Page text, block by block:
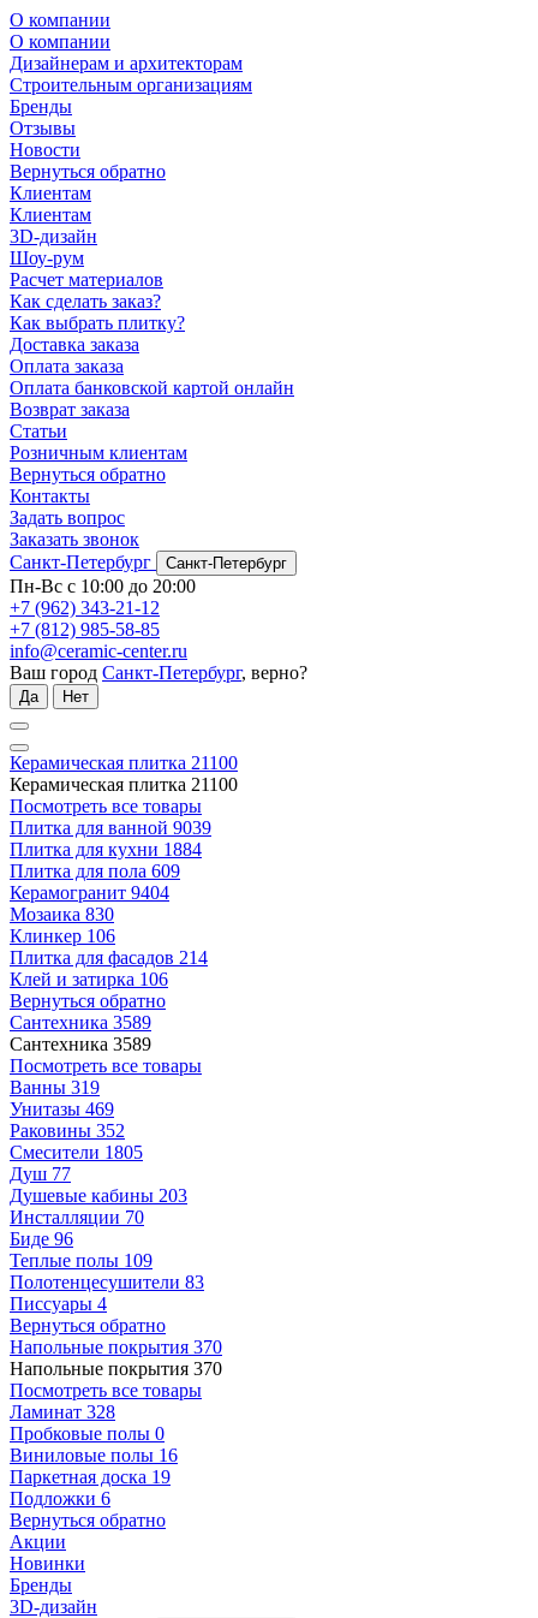
О компании
О компании
Дизайнерам и архитекторам
Строительным организациям
Бренды
Отзывы
Новости
Вернуться обратно
Клиентам
Клиентам
3D-дизайн
Шоу-рум
Расчет материалов
Как сделать заказ?
Как выбрать плитку?
Доставка заказа
Оплата заказа
Оплата банковской картой онлайн
Возврат заказа
Статьи
Розничным клиентам
Вернуться обратно
Контакты
Задать вопрос
Заказать звонок
Санкт-Петербург
Санкт-Петербург
Пн-Вс с 10:00 до 20:00
+7 (962) 343-21-12
+7 (812) 985-58-85
info@ceramic-center.ru
Ваш город Санкт-Петербург, верно?
Да Нет
Керамическая плитка 21100
Керамическая плитка 21100
Посмотреть все товары
Плитка для ванной 9039
Плитка для кухни 1884
Плитка для пола 609
Керамогранит 9404
Мозаика 830
Клинкер 106
Плитка для фасадов 214
Клей и затирка 106
Вернуться обратно
Сантехника 3589
Сантехника 3589
Посмотреть все товары
Ванны 319
Унитазы 469
Раковины 352
Смесители 1805
Душ 77
Душевые кабины 203
Инсталляции 70
Биде 96
Теплые полы 109
Полотенцесушители 83
Писсуары 4
Вернуться обратно
Напольные покрытия 370
Напольные покрытия 370
Посмотреть все товары
Ламинат 328
Пробковые полы 0
Виниловые полы 16
Паркетная доска 19
Подложки 6
Вернуться обратно
Акции
Новинки
Бренды
3D-дизайн